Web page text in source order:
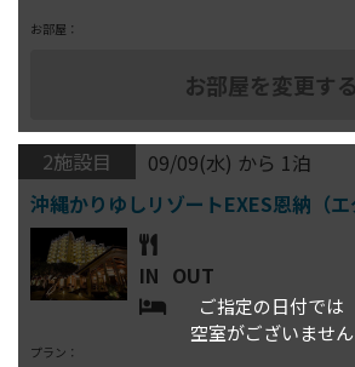
お部屋：
ご指定の日付では
空室がございません
2施設目 09/09(水) から 1泊
IN OUT
プラン：